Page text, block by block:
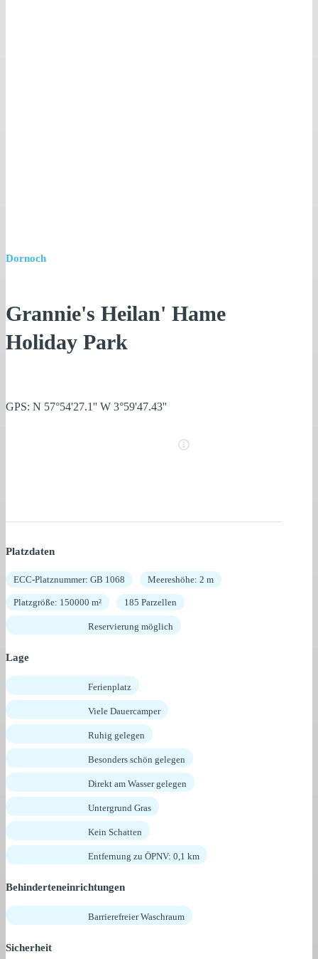
Dornoch
Grannie's Heilan' Hame
Holiday Park
GPS: N 57°54'27.1'' W 3°59'47.43''
Platzdaten
ECC-Platznummer: GB 1068 Meereshöhe: 2 m
Platzgröße: 150000 m² 185 Parzellen
Reservierung möglich
Lage
Ferienplatz
Viele Dauercamper
Ruhig gelegen
Besonders schön gelegen
Direkt am Wasser gelegen
Untergrund Gras
Kein Schatten
Entfernung zu ÖPNV: 0,1 km
Behinderteneinrichtungen
Barrierefreier Waschraum
Sicherheit